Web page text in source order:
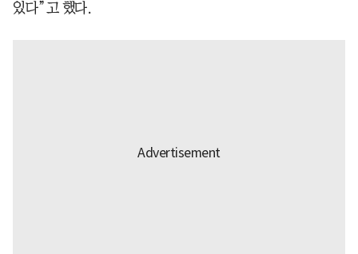
있다”고 했다.